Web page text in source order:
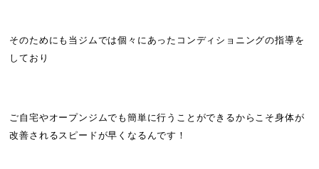
そのためにも当ジムでは個々にあったコンディショニングの指導を
しており
ご自宅やオープンジムでも簡単に行うことができるからこそ身体が
改善されるスピードが早くなるんです！